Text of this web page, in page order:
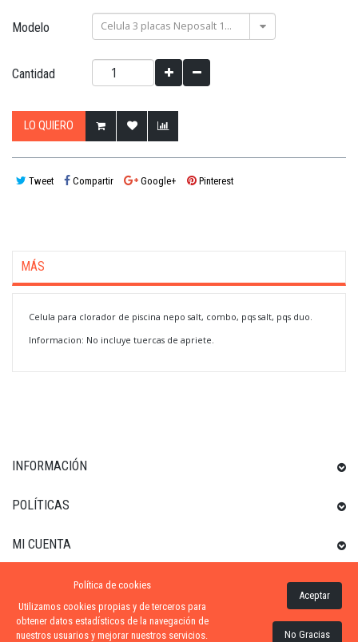
Modelo Celula 3 placas Neposalt 13 / N. Combo 20
Cantidad
LO QUIERO
Tweet Compartir Google+ Pinterest
MÁS
Celula para clorador de piscina nepo salt, combo, pqs salt, pqs duo.
Informacion: No incluye tuercas de apriete.
INFORMACIÓN
POLÍTICAS
MI CUENTA
INFORMACIÓN SOBRE LA TIENDA
Política de cookies
Utilizamos cookies propias y de terceros para
obtener datos estadísticos de la navegación de
nuestros usuarios y mejorar nuestros servicios.
Aceptar
No Gracias